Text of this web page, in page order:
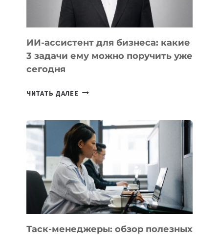
ИИ-ассистент для бизнеса: какие
3 задачи ему можно поручить уже
сегодня
ЧИТАТЬ ДАЛЕЕ ИИ-
БИЗНЕСА:
КАКИЕ
3
ЗАДАЧИ
ЕМУ
МОЖНО
ПОРУЧИТЬ
УЖЕ
СЕГОДНЯ
Таск-менеджеры: обзор полезных